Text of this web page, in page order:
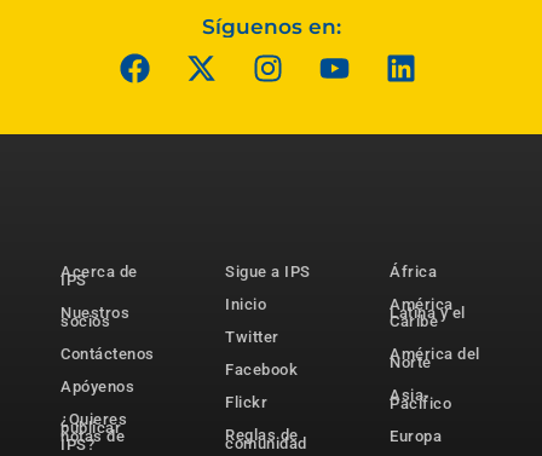
Síguenos en:
Acerca de
IPS
Nuestros
socios
Contáctenos
Apóyenos
¿Quieres
publicar
notas de
IPS?
Sigue a IPS
Inicio
Twitter
Facebook
Flickr
Reglas de
comunidad
África
América
Latina y el
Caribe
América del
Norte
Asia-
Pacífico
Europa